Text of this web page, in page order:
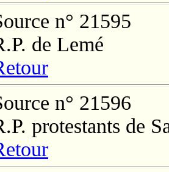
n° 21595
de Lemé
n° 21596
protestants de